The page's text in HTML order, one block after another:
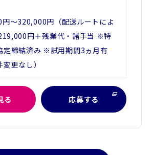
～320,000円（配送ルートによ
円＋残業代・諸手当 ※特
定締結済み ※試用期間3ヵ月有
変更なし）
る 応募する